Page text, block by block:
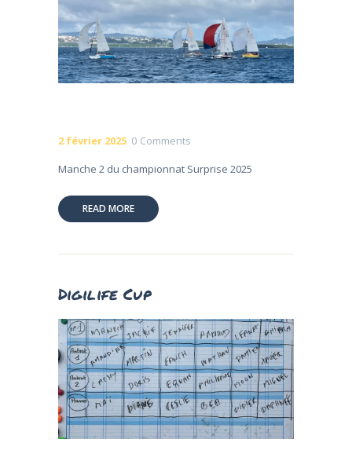
2 février 2025 0 Comments
Manche 2 du championnat Surprise 2025
READ MORE
Digilife Cup